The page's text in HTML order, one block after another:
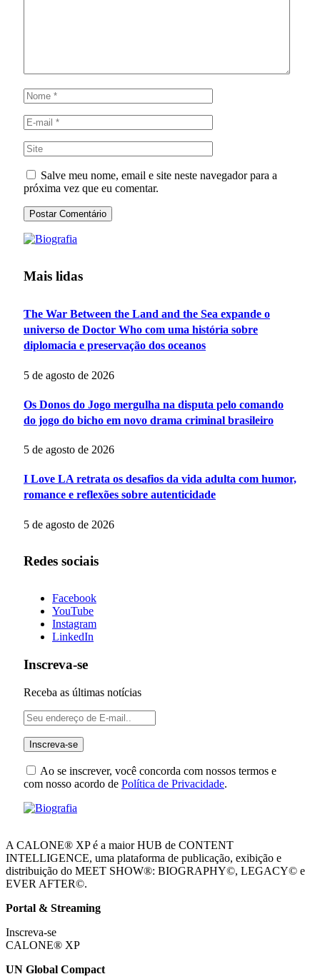
Salve meu nome, email e site neste navegador para a
próxima vez que eu comentar.
Mais lidas
The War Between the Land and the Sea expande o
universo de Doctor Who com uma história sobre
diplomacia e preservação dos oceanos
5 de agosto de 2026
Os Donos do Jogo mergulha na disputa pelo comando
do jogo do bicho em novo drama criminal brasileiro
5 de agosto de 2026
I Love LA retrata os desafios da vida adulta com humor,
romance e reflexões sobre autenticidade
5 de agosto de 2026
Redes sociais
Facebook
YouTube
Instagram
LinkedIn
Inscreva-se
Receba as últimas notícias
Ao se inscrever, você concorda com nossos termos e
com nosso acordo de Política de Privacidade.
A CALONE® XP é a maior HUB de CONTENT
INTELLIGENCE, uma plataforma de publicação, exibição e
distribuição do MEET SHOW®: BIOGRAPHY©, LEGACY© e
EVER AFTER©.
Portal & Streaming
Inscreva-se
CALONE® XP
UN Global Compact